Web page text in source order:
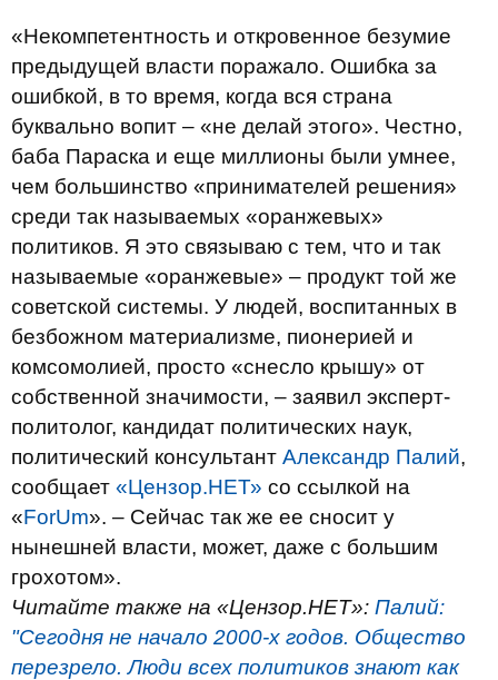
«Некомпетентность и откровенное безумие
предыдущей власти поражало. Ошибка за
ошибкой, в то время, когда вся страна
буквально вопит – «не делай этого». Честно,
баба Параска и еще миллионы были умнее,
чем большинство «принимателей решения»
среди так называемых «оранжевых»
политиков. Я это связываю с тем, что и так
называемые «оранжевые» – продукт той же
советской системы. У людей, воспитанных в
безбожном материализме, пионерией и
комсомолией, просто «снесло крышу» от
собственной значимости, – заявил эксперт-
политолог, кандидат политических наук,
политический консультант Александр Палий,
сообщает «Цензор.НЕТ» со ссылкой на
«ForUm». – Сейчас так же ее сносит у
нынешней власти, может, даже с большим
грохотом».
Читайте также на «Цензор.НЕТ»: Палий:
"Сегодня не начало 2000-х годов. Общество
перезрело. Люди всех политиков знают как